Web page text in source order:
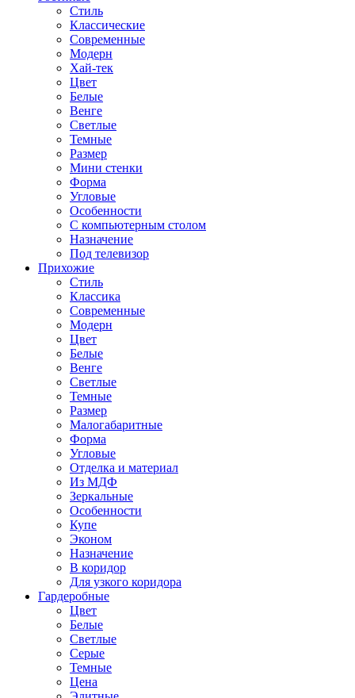
Стиль
Классические
Современные
Модерн
Хай-тек
Цвет
Белые
Венге
Светлые
Темные
Размер
Мини стенки
Форма
Угловые
Особенности
С компьютерным столом
Назначение
Под телевизор
Прихожие
Стиль
Классика
Современные
Модерн
Цвет
Белые
Венге
Светлые
Темные
Размер
Малогабаритные
Форма
Угловые
Отделка и материал
Из МДФ
Зеркальные
Особенности
Купе
Эконом
Назначение
В коридор
Для узкого коридора
Гардеробные
Цвет
Белые
Светлые
Серые
Темные
Цена